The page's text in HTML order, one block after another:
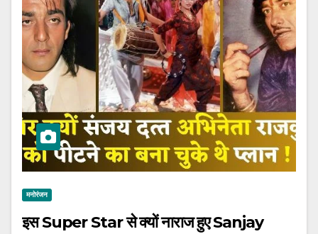
मनोरंजन
इस Super Star से क्यों नाराज हुए Sanjay